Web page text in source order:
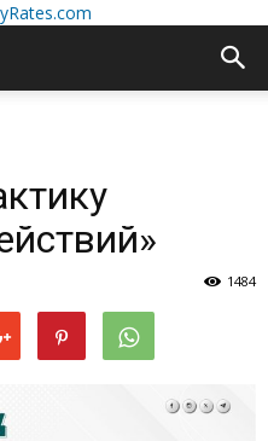
1484